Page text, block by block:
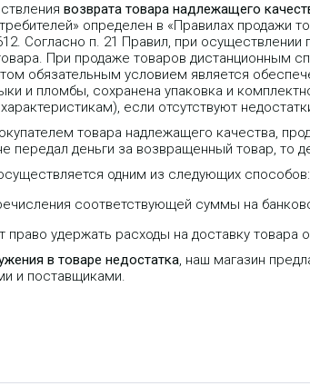
возврата товара надлежащего
определен в «Правилах продажи
Согласно п. 21 Правил, при
При продаже товаров дистанционным
обязательным условием является
и пломбы, сохранена упаковка и
если отсутствуют
товара надлежащего качества,
передал деньги за возвращенный товар, то
одним из следующих способов:
соответствующей суммы на
право удержать расходы на доставку товара
в товаре недостатка, наш магазин
и поставщиками.